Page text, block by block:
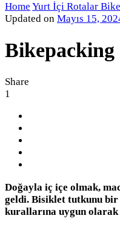
Home Yurt İçi Rotalar
Updated on Mayıs 15,
Share
1
Doğayla iç içe olmak,
geldi. Bisiklet tutkunu bir
kurallarına uygun olarak